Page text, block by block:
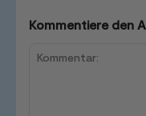
Kommentiere den